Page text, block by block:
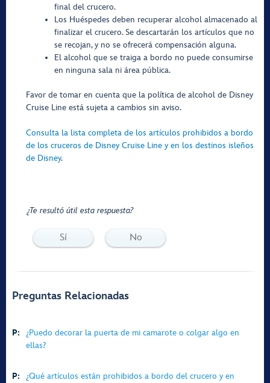
final del crucero.
Los Huéspedes deben recuperar alcohol almacenado al
finalizar el crucero. Se descartarán los artículos que no
se recojan, y no se ofrecerá compensación alguna.
El alcohol que se traiga a bordo no puede consumirse
en ninguna sala ni área pública.
Favor de tomar en cuenta que la política de alcohol de Disney
Cruise Line está sujeta a cambios sin aviso.
Consulta la lista completa de los artículos prohibidos a bordo
de los cruceros de Disney Cruise Line y en los destinos isleños
de Disney.
¿Te resultó útil esta respuesta?
Sí No
Preguntas Relacionadas
P:
¿Puedo decorar la puerta de mi camarote o colgar algo en
ellas?
P:
¿Qué artículos están prohibidos a bordo del crucero y en